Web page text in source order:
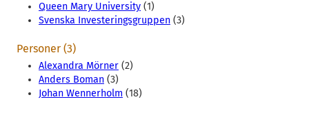
Queen Mary University (1)
Svenska Investeringsgruppen (3)
Personer (3)
Alexandra Mörner (2)
Anders Boman (3)
Johan Wennerholm (18)